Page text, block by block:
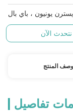
نتحدث الآن
وصف المنتج
تفاصيل